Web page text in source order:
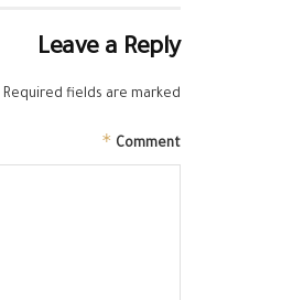
Leave a Reply
Required fields are marked
Comment
*